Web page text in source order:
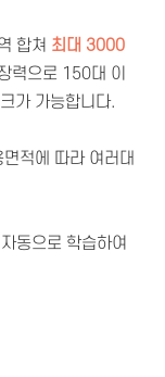
합쳐 최대 3000
력으로 150대 이
가 가능합니다.
적에 따라 여러대
동으로 학습하여